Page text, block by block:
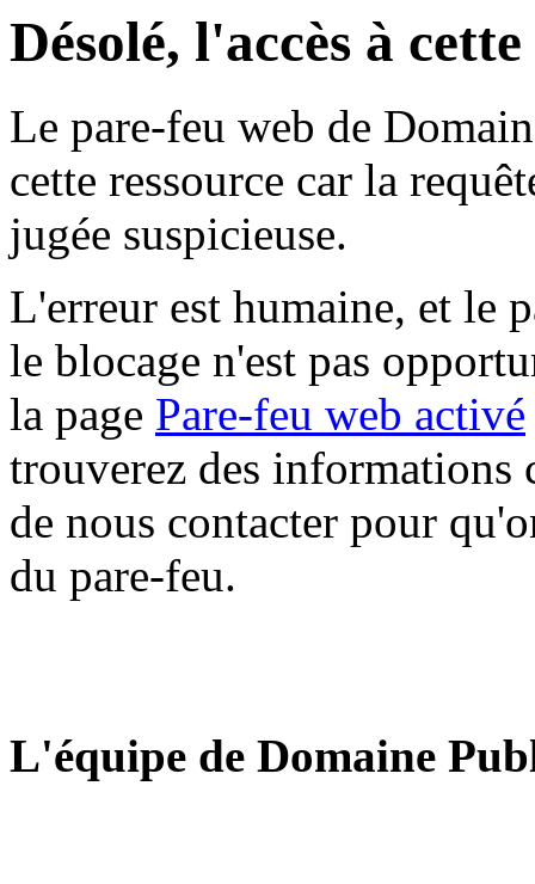
Désolé, l'accès à
Le pare-feu web de
cette ressource car la
jugée suspicieuse.
L'erreur est humaine, et le
le blocage n'est pas
la page Pare-feu web activé
trouverez des informations
de nous contacter pour
du pare-feu.
L'équipe de Domaine